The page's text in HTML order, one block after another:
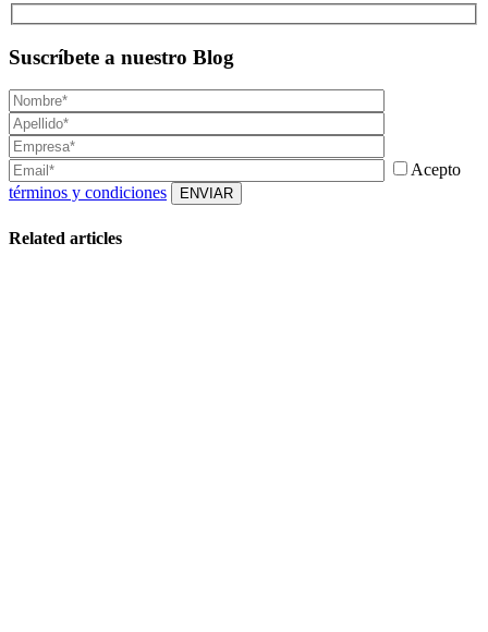
Suscríbete a nuestro Blog
Acepto
términos y condiciones
Related articles